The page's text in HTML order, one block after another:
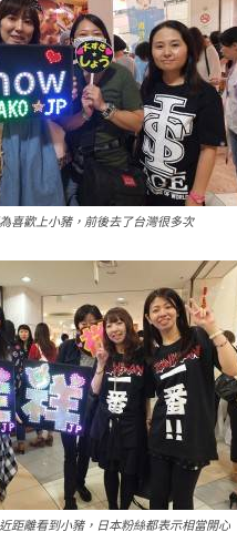
喜歡上小豬，前後去了台灣很多次
距離看到小豬，日本粉絲都表示相當開心